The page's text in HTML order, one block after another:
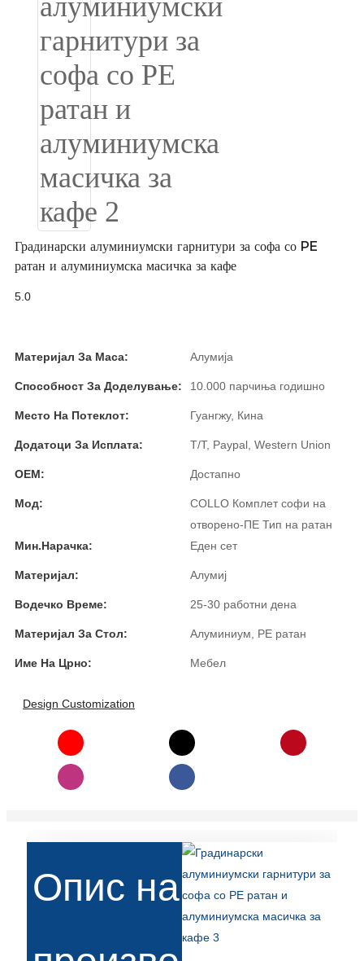
Kiswahili
Cymraeg
Lëtzebuergesch
Magyar
Градинарски алуминиумски гарнитури за софа со PE
ратан и алуминиумска масичка за кафе
5.0
Материјал За Маса: Алумија
Способност За Доделување: 10.000 парчиња годишно
Место На Потеклот: Гуангжу, Кина
Додатоци За Исплата: T/T, Paypal, Western Union
OEM: Достапно
Мод:
COLLO Комплет софи на
отворено-ПЕ Тип на ратан
Мин.Нарачка:
Еден сет
Материјал: Алумиј
Водечко Време: 25-30 работни дена
Материјал За Стол: Алуминиум, PE ратан
Име На Црно: Мебел
Design Customization
Опис на